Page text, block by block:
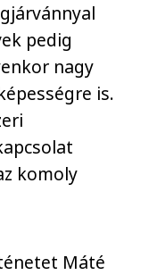
pedig
nagy
is.
komoly
Máté